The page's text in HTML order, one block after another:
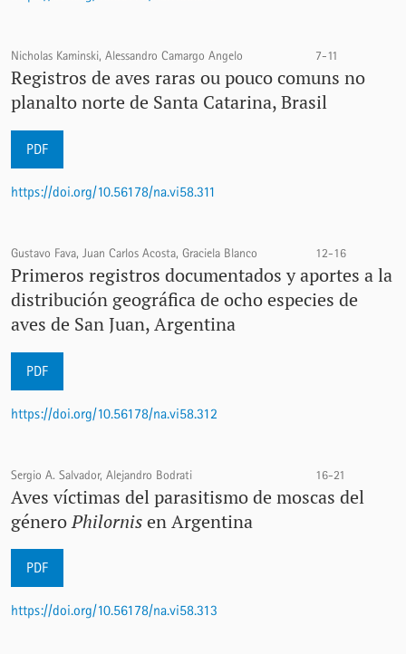
Nicholas Kaminski, Alessandro Camargo Angelo 7-11
Registros de aves raras ou pouco comuns no
planalto norte de Santa Catarina, Brasil
PDF
https://doi.org/10.56178/na.vi58.311
Gustavo Fava, Juan Carlos Acosta, Graciela Blanco 12-16
Primeros registros documentados y aportes a la
distribución geográfica de ocho especies de
aves de San Juan, Argentina
PDF
https://doi.org/10.56178/na.vi58.312
Sergio A. Salvador, Alejandro Bodrati 16-21
Aves víctimas del parasitismo de moscas del
géneroPhilornisen Argentina
PDF
https://doi.org/10.56178/na.vi58.313